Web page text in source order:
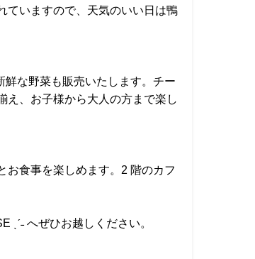
ていますので、天気のいい日は鴨
な野菜も販売いたします。チー
え、お子様から大人の方まで楽し
お食事を楽しめます。2 階のカフ
へぜひお越しください。